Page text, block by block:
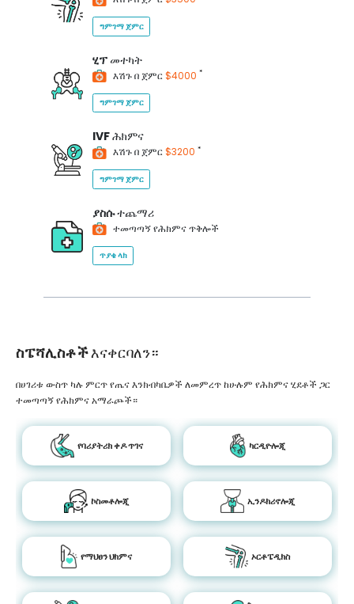
ግምገማ ጀምር
ሂፕመተካት
እሽጉ በ ጀምር$4000 *
ግምገማ ጀምር
IVFሕክምና
እሽጉ በ ጀምር$3200 *
ግምገማ ጀምር
ያስሱተጨማሪ
ተመጣጣኝ የሕክምና ጥቅሎች
ጥያቄ ላክ
ስፔሻሊስቶችእናቀርባለን።
በሀገሪቱ ውስጥ ካሉ ምርጥ የጤና እንክብካቤዎች ለመምረጥ ከሁሉም የሕክምና ሂደቶች ጋር
ተመጣጣኝ የሕክምና አማራጮች።
የባሪያትሪክ ቀዶ ጥገና ካርዲዮሎጂ
ኮስመቶሎጂ ኢንዶክሪኖሎጂ
የማህፀን ህክምና ኦርቶፔዲክስ